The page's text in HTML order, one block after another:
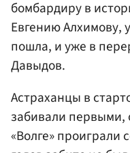
бомбардиру в
Евгению Алхимову,
пошла, и уже в
Давыдов.
Астраханцы в
забивали первыми,
«Волге» проиграли